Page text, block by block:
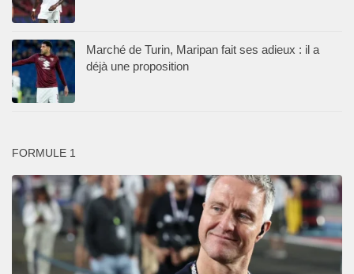
Marché de Turin, Maripan fait ses adieux : il a
déjà une proposition
FORMULE 1